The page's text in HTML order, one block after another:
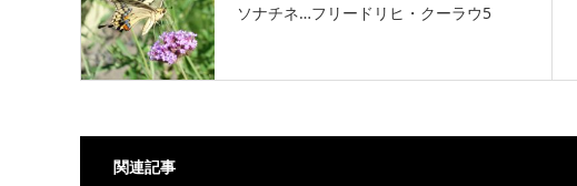
ソナチネ…フリードリヒ・クーラウ5
関連記事